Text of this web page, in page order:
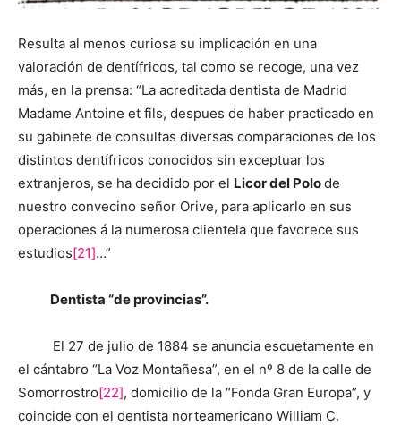
Resulta al menos curiosa su implicación en una
valoración de dentífricos, tal como se recoge, una vez
más, en la prensa: “La acreditada dentista de Madrid
Madame Antoine et fils, despues de haber practicado en
su gabinete de consultas diversas comparaciones de los
distintos dentífricos conocidos sin exceptuar los
extranjeros, se ha decidido por el Licor del Polode
nuestro convecino señor Orive, para aplicarlo en sus
operaciones á la numerosa clientela que favorece sus
estudios[21]…”
Dentista “de provincias”.
El 27 de julio de 1884 se anuncia escuetamente en
el cántabro “La Voz Montañesa”, en el nº 8 de la calle de
Somorrostro[22], domicilio de la “Fonda Gran Europa”, y
coincide con el dentista norteamericano William C.